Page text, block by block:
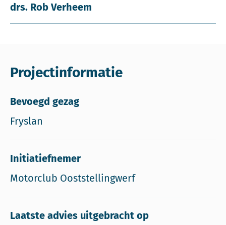
drs. Rob Verheem
Projectinformatie
Bevoegd gezag
Fryslan
Initiatiefnemer
Motorclub Ooststellingwerf
Laatste advies uitgebracht op